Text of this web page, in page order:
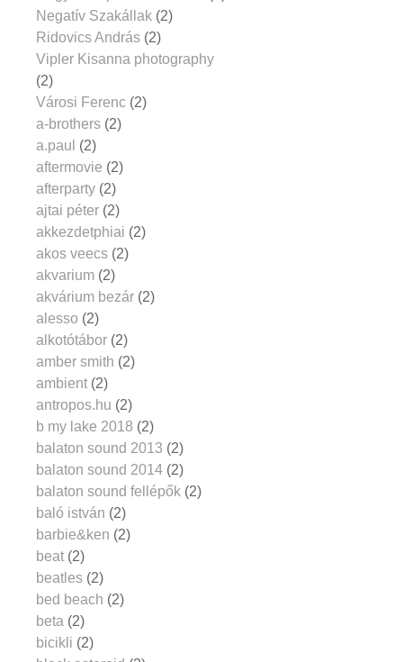
Negatív Szakállak (2)
Ridovics András (2)
Vipler Kisanna photography
(2)
Városi Ferenc (2)
a-brothers (2)
a.paul (2)
aftermovie (2)
afterparty (2)
ajtai péter (2)
akkezdetphiai (2)
akos veecs (2)
akvarium (2)
akvárium bezár (2)
alesso (2)
alkotótábor (2)
amber smith (2)
ambient (2)
antropos.hu (2)
b my lake 2018 (2)
balaton sound 2013 (2)
balaton sound 2014 (2)
balaton sound fellépők (2)
baló istván (2)
barbie&ken (2)
beat (2)
beatles (2)
bed beach (2)
beta (2)
bicikli (2)